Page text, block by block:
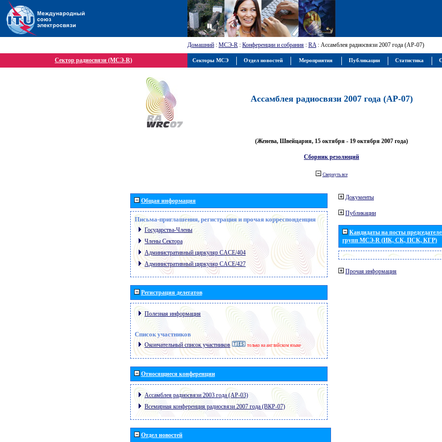
Домашний : МСЭ-R : Конференции и собрания : RA: Ассамблея радиосвязи 2007 года (АР-07)
Сектор радиосвязи (МСЭ-R)
Ассамблея радиосвязи 2007 года (АР-07)
(Женева, Швейцария, 15 октября - 19 октября 2007 года)
Сборник резолюций
Свернуть все
Общая информация
Письма-приглашения, регистрация и прочая корреспонденция
Государства-Члены
Члены Сектора
Административный циркуляр CACE/404
Административный циркуляр CACE/427
Регистрация делегатов
Полезная информация
Список участников
Окончательный список участников только на английском языке
Относящиеся конференции
Ассамблея радиосвязи 2003 года (АР-03)
Всемирная конференция радиосвязи 2007 года (ВКР-07)
Отдел новостей
Документы
Публикации
Кандидаты на посты
групп МСЭ-R (ИК, СК, ПСК, КГР)
Прочая информация
Секторы МСЭ Отдел новостей Мероприятия Публикации Статистика